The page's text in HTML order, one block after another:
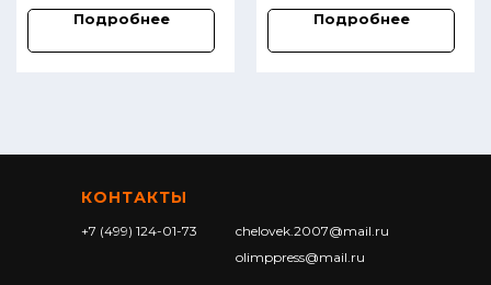
Подробнее Подробнее
КОНТАКТЫ
+7 (499) 124-01-73
chelovek.2007@mail.ru
olimppress@mail.ru